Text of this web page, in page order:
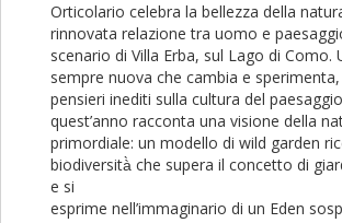
Orticolario celebra la bellezza della
rinnovata relazione tra uomo e
scenario di Villa Erba, sul Lago di Como.
sempre nuova che cambia e
pensieri inediti sulla cultura del
quest’anno racconta una visione della
primordiale: un modello di wild garden
biodiversità̀ che supera il concetto di
e si
esprime nell’immaginario di un Eden